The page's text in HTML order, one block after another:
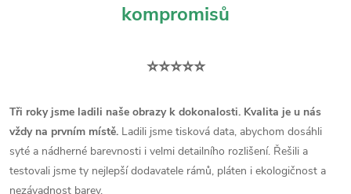
kompromisů
⭐⭐⭐⭐⭐
Tři roky jsme ladili naše obrazy k dokonalosti. Kvalita je u nás
vždy na prvním místě. Ladili jsme tisková data, abychom dosáhli
syté a nádherné barevnosti i velmi detailního rozlišení. Řešili a
testovali jsme ty nejlepší dodavatele rámů, pláten i ekologičnost a
nezávadnost barev.